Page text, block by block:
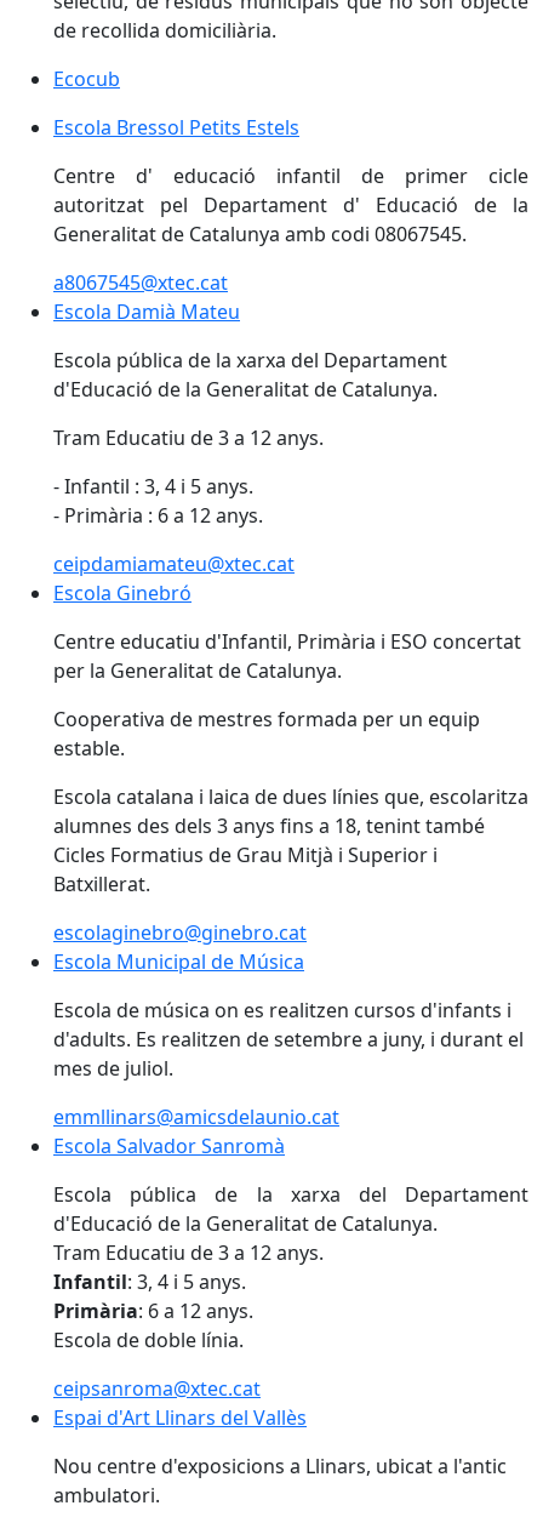
de recollida domiciliària.
Ecocub
Ecocub
Escola Bressol Petits Estels
Escola Bressol Petits Estels
Centre d' educació infantil de primer cicle
autoritzat pel Departament d' Educació de la
Generalitat de Catalunya amb codi 08067545.
a8067545@xtec.cat
Escola Damià Mateu
Escola Damià Mateu
Escola pública de la xarxa del Departament
d'Educació de la Generalitat de Catalunya.
Tram Educatiu de 3 a 12 anys.
- Infantil : 3, 4 i 5 anys.
- Primària : 6 a 12 anys.
ceipdamiamateu@xtec.cat
Escola Ginebró
Escola Ginebró
Centre educatiu d'Infantil, Primària i ESO concertat
per la Generalitat de Catalunya.
Cooperativa de mestres formada per un equip
estable.
Escola catalana i laica de dues línies que, escolaritza
alumnes des dels 3 anys fins a 18, tenint també
Cicles Formatius de Grau Mitjà i Superior i
Batxillerat.
escolaginebro@ginebro.cat
Escola Municipal de Música
Escola Municipal de Música
Escola de música on es realitzen cursos d'infants i
d'adults. Es realitzen de setembre a juny, i durant el
mes de juliol.
emmllinars@amicsdelaunio.cat
Escola Salvador Sanromà
Escola Salvador Sanromà
Escola pública de la xarxa del Departament
d'Educació de la Generalitat de Catalunya.
Tram Educatiu de 3 a 12 anys.
Infantil: 3, 4 i 5 anys.
Primària: 6 a 12 anys.
Escola de doble línia.
ceipsanroma@xtec.cat
Espai d'Art Llinars del Vallès
Espai d'Art Llinars del Vallès
Nou centre d'exposicions a Llinars, ubicat a l'antic
ambulatori.